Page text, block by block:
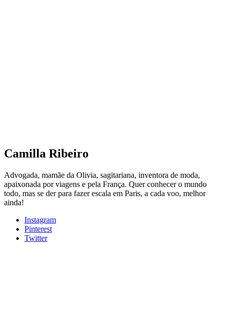
Camilla Ribeiro
Advogada, mamãe da Olivia, sagitariana, inventora de moda,
apaixonada por viagens e pela França. Quer conhecer o mundo
todo, mas se der para fazer escala em Paris, a cada voo, melhor
ainda!
Instagram
Pinterest
Twitter